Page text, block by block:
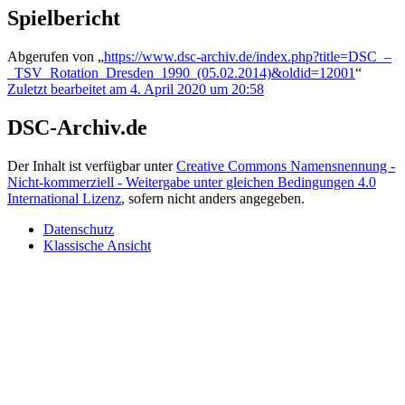
Spielbericht
Abgerufen von „https://www.dsc-archiv.de/index.php?title=DSC_–
_TSV_Rotation_Dresden_1990_(05.02.2014)&oldid=12001“
Zuletzt bearbeitet am 4. April 2020 um 20:58
DSC-Archiv.de
Der Inhalt ist verfügbar unterCreative Commons Namensnennung -
Nicht-kommerziell - Weitergabe unter gleichen Bedingungen 4.0
International Lizenz, sofern nicht anders angegeben.
Datenschutz
Klassische Ansicht